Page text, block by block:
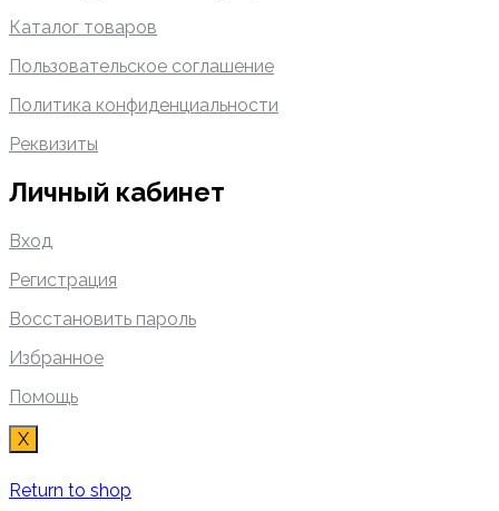
Каталог товаров
Пользовательское соглашение
Политика конфиденциальности
Реквизиты
Личный кабинет
Вход
Регистрация
Восстановить пароль
Избранное
Помощь
X
Return to shop